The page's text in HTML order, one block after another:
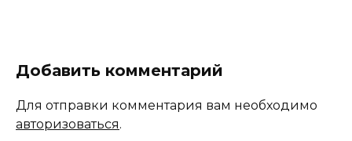
Добавить комментарий
Для отправки комментария вам необходимо
авторизоваться.